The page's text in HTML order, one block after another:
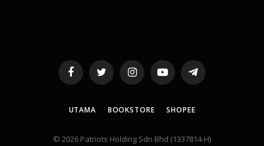
FacebookTwitter InstagramYouTubeTelegram
UTAMA BOOKSTORE SHOPEE
© 2026 Patriots Holding Sdn Bhd (1337814-H)